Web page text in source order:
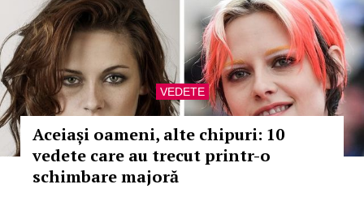
VEDETE
Aceiași oameni, alte chipuri: 10
vedete care au trecut printr-o
schimbare majoră